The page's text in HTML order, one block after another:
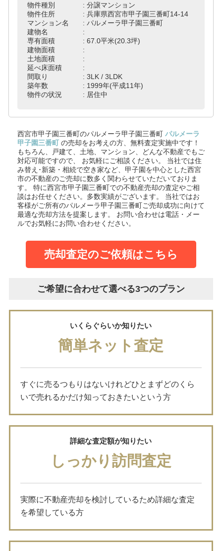
物件種別 : 分譲マンション
物件住所 : 兵庫県西宮市甲子園三番町14-14
マンション名 : パルメーラ甲子園三番町
建物名 :
専有面積 : 67.0平米(20.3坪)
建物面積 :
土地面積 :
延べ床面積 :
間取り : 3LK / 3LDK
築年数 : 1999年(平成11年)
物件の状況 : 居住中
西宮市甲子園三番町のパルメーラ甲子園三番町 パルメーラ
甲子園三番町 の売却をお考えの方、無料査定実施中です！
もちろん、戸建て、土地、マンション、どんな不動産でもご
対応可能ですので、 お気軽にご相談ください。
当社では住
み替え･新築・相続で空き家など、甲子園を中心とした西宮
市の不動産のご売却に数多く関わらせていただいておりま
す。
特に西宮市甲子園三番町での不動産売却の査定やご相
談はお任せください。多数実績がございます。
当社ではお
客様がご所有のパルメーラ甲子園三番町ご売却成功に向けて
最適な売却方法を提案します。
お問い合わせは電話・メー
ルでお気軽にお問い合わせください。
売却査定のご依頼はこちら
ご希望に合わせて選べる3つのプラン
いくらぐらいか知りたい
簡単ネット査定
すぐに売るつもりはないけれどひとまずどのくら
いで売れるかだけ知っておきたいという方
詳細な査定額が知りたい
しっかり訪問査定
実際に不動産売却を検討しているため詳細な査定
を希望している方